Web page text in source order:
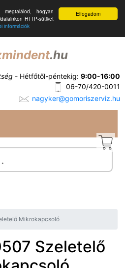
Elfogadom
megtalálod, hogyan
HTTP-sütiket
információk
.hu
- Hétfőtől-péntekig: 9:00-16:00
06-70/420-0011
nagyker@gomoriszerviz.hu
Mikrokapcsoló
Szeletelő